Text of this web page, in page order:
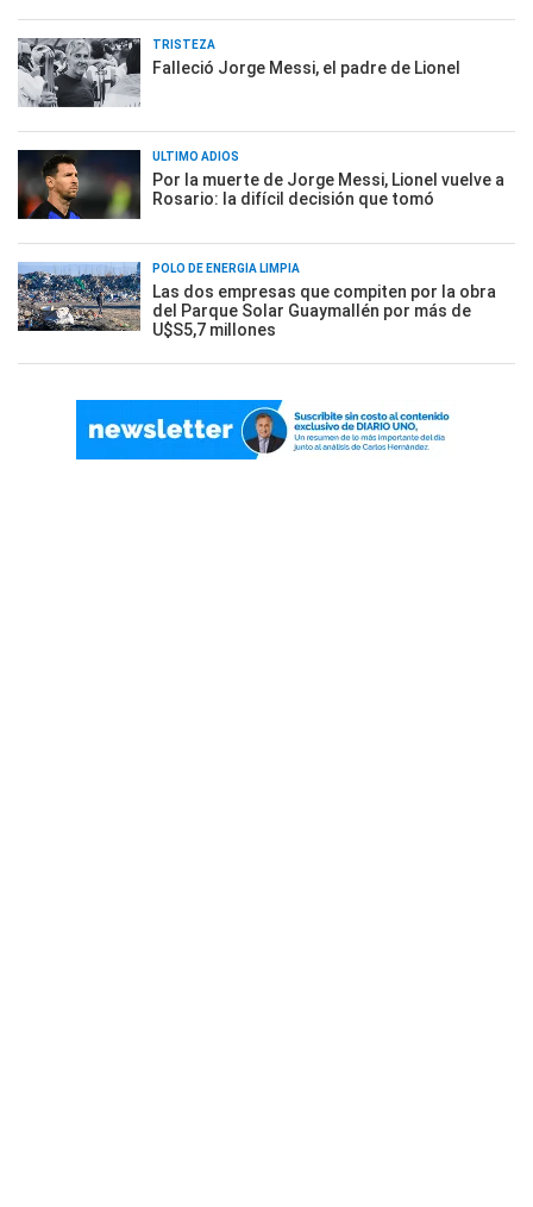
TRISTEZA
Falleció Jorge Messi, el padre de Lionel
ÚLTIMO ADIÓS
Por la muerte de Jorge Messi, Lionel vuelve a
Rosario: la difícil decisión que tomó
POLO DE ENERGÍA LIMPIA
Las dos empresas que compiten por la obra
del Parque Solar Guaymallén por más de
U$S5,7 millones